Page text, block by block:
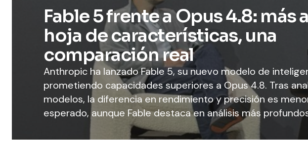
Fable 5 frente a Opus 4.8: más
hoja de características, una
comparación real
Anthropic ha lanzado Fable 5, su nuevo modelo de
prometiendo capacidades superiores a Opus 4.8. Tras
modelos, la diferencia en rendimiento y precisión es
esperado, aunque Fable destaca en análisis más